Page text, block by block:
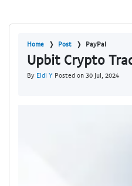
Home Post PayPal
Upbit Crypto
By Eldi Y Posted on 30 Jul, 2024